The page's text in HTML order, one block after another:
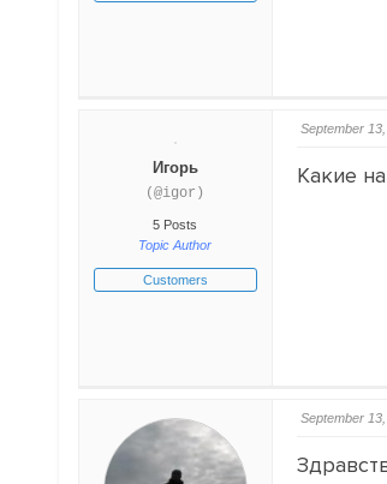
Игорь
(@igor)
5 Posts
Topic Author
Customers
September
Какие
September